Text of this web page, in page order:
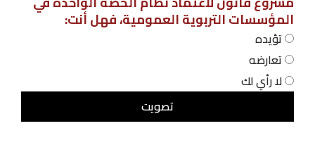
المؤسسات التربوية العمومية، فهل أنت:
تؤيده
تعارضه
لا رأي لك